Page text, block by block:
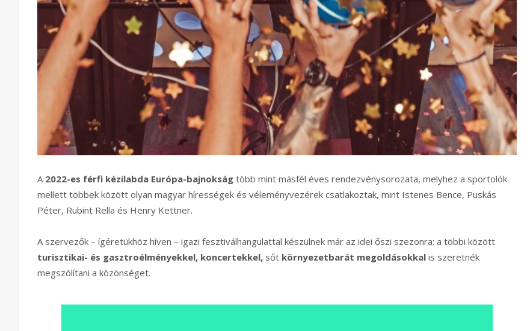
A 2022-es férfi kézilabda Európa-bajnokság több mint másfél éves rendezvénysorozata, melyhez a sportolók
mellett többek között olyan magyar hírességek és véleményvezérek csatlakoztak, mint Istenes Bence, Puskás
Péter, Rubint Rella és Henry Kettner.
A szervezők – ígéretükhöz híven – igazi fesztiválhangulattal készülnek már az idei őszi szezonra: a többi között
turisztikai- és gasztroélményekkel, koncertekkel, sőt környezetbarát megoldásokkal is szeretnék
megszólítani a közönséget.